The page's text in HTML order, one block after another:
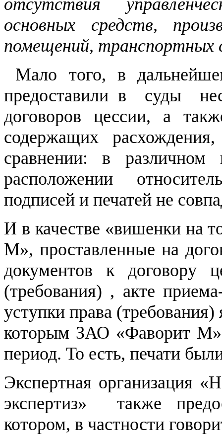
основных средств,
помещений, транспортных
Мало того, в
предоставили в суды
договоров цессии, а
содержащих
сравнении: в различном
расположении
подписей и печатей не
И в качестве «вишенки на
М», проставленные на
документов к договору
(требования) , акте
уступки права
которым ЗАО «Фаворит М»
период. То есть, печати
Экспертная организация
экспертиз» также
котором, в частности